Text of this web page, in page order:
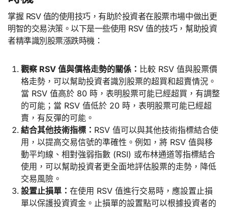
掌握 RSV 值的使用技巧，有助於投資者在股票市場中做出更
明智的交易決策。以下是一些使用 RSV 值的技巧，幫助投資
者精準識別股票漲跌時機：
觀察 RSV 值與價格走勢的關係： 比較 RSV 值與股票價
格走勢，可以幫助投資者識別股票的超買和超賣情況。
當 RSV 值高於 80 時，表明股票可能已經超買，有調整
的可能；當 RSV 值低於 20 時，表明股票可能已經超
賣，有反彈的可能。
結合其他技術指標： RSV 值可以與其他技術指標結合使
用，以提高交易信號的準確性。例如，將 RSV 值與移
動平均線、相對強弱指數 (RSI) 或布林通道等指標結合
使用，可以幫助投資者更全面地評估股票的走勢，降低
交易風險。
設置止損單： 在使用 RSV 值進行交易時，應設置止損
單以保護投資資金。止損單的設置點可以根據投資者的